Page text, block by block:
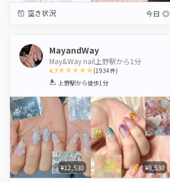
空き状況 今日 ◎
MayandWay
May&Way nail上野駅から1分
4.7
1 2 3 4 5
(1934件)
上野駅から徒歩1分
¥12,530 ¥8,530